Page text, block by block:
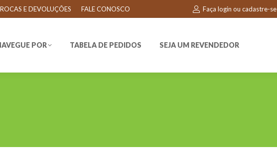
E DEVOLUÇÕES FALE CONOSCO Faça login ou cadastre-se
POR TABELA DE PEDIDOS SEJA UM REVENDEDOR
POR TABELA DE PEDIDOS SEJA UM REVENDEDOR